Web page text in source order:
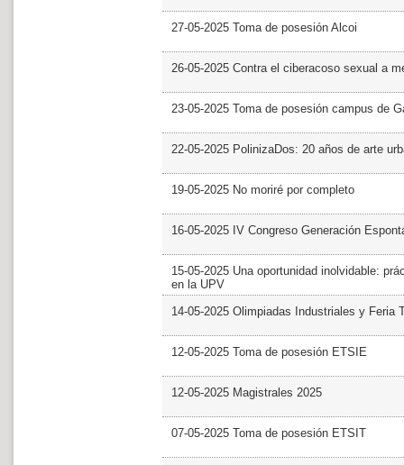
27-05-2025 Toma de posesión Alcoi
26-05-2025 Contra el ciberacoso sexual a
23-05-2025 Toma de posesión campus de
22-05-2025 PolinizaDos: 20 años de arte
19-05-2025 No moriré por completo
16-05-2025 IV Congreso Generación
15-05-2025 Una oportunidad inolvidable:
en la UPV
14-05-2025 Olimpiadas Industriales y Feria
12-05-2025 Toma de posesión ETSIE
12-05-2025 Magistrales 2025
07-05-2025 Toma de posesión ETSIT